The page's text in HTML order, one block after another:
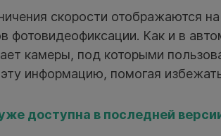
скорости отображаются
фотовидеофиксации. Как и в
камеры, под которыми
информацию, помогая
доступна в последней